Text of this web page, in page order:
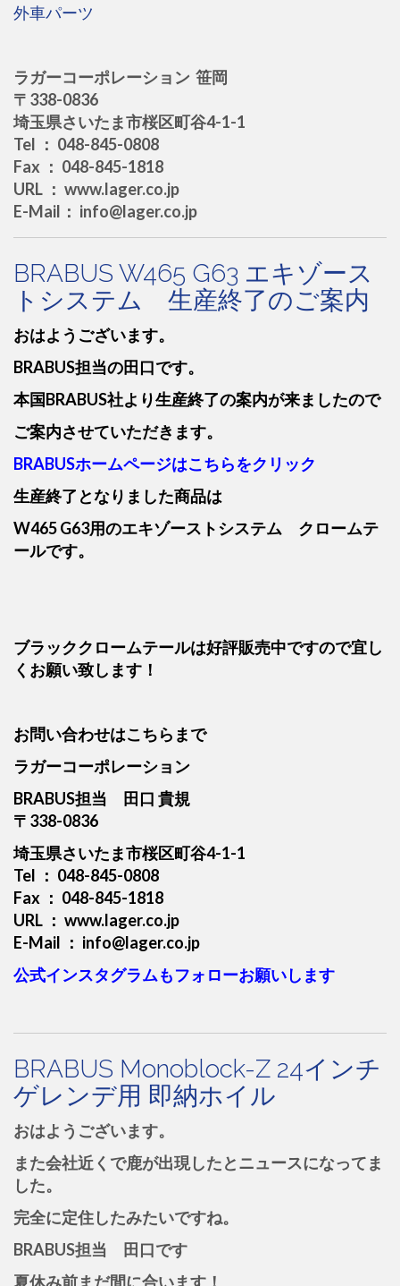
ラガーコーポレーション 笹岡
〒338-0836
埼玉県さいたま市桜区町谷4-1-1
Tel ： 048-845-0808
Fax ： 048-845-1818
URL ： www.lager.co.jp
E-Mail： info@lager.co.jp
BRABUS W465 G63 エキゾース
トシステム 生産終了のご案内
おはようございます。
BRABUS担当の田口です。
本国BRABUS社より生産終了の案内が来ましたので
ご案内させていただきます。
BRABUSホームページはこちらをクリック
生産終了となりました商品は
W465 G63用のエキゾーストシステム クロームテ
ールです。
ブラッククロームテールは好評販売中ですので宜し
くお願い致します！
お問い合わせはこちらまで
ラガーコーポレーション
BRABUS担当 田口 貴規
〒338-0836
埼玉県さいたま市桜区町谷4-1-1
Tel ： 048-845-0808
Fax ： 048-845-1818
URL ： www.lager.co.jp
E-Mail ： info@lager.co.jp
公式インスタグラムもフォローお願いします
BRABUS Monoblock-Z 24インチ
ゲレンデ用 即納ホイル
おはようございます。
また会社近くで鹿が出現したとニュースになってま
した。
完全に定住したみたいですね。
BRABUS担当 田口です
夏休み前まだ間に合います！